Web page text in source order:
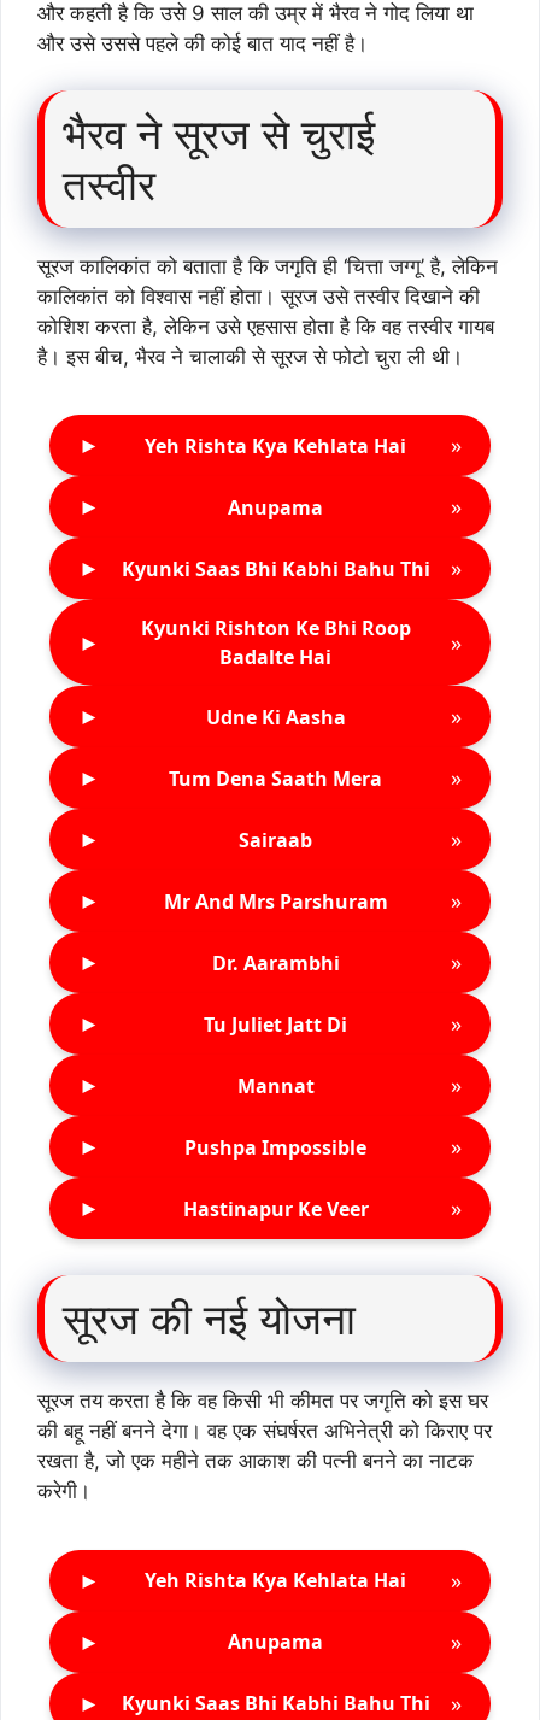
और कहती है कि उसे 9 साल की उम्र में भैरव ने गोद लिया था
और उसे उससे पहले की कोई बात याद नहीं है।
भैरव ने सूरज से चुराई
तस्वीर
सूरज कालिकांत को बताता है कि जगृति ही ‘चित्ता जग्गू’ है, लेकिन
कालिकांत को विश्वास नहीं होता। सूरज उसे तस्वीर दिखाने की
कोशिश करता है, लेकिन उसे एहसास होता है कि वह तस्वीर गायब
है। इस बीच, भैरव ने चालाकी से सूरज से फोटो चुरा ली थी।
► Yeh Rishta Kya Kehlata Hai »
► Anupama »
► Kyunki Saas Bhi Kabhi Bahu Thi »
►
Kyunki Rishton Ke Bhi Roop
Badalte Hai
»
► Udne Ki Aasha »
► Tum Dena Saath Mera »
► Sairaab »
► Mr And Mrs Parshuram »
► Dr. Aarambhi »
► Tu Juliet Jatt Di »
► Mannat »
► Pushpa Impossible »
► Hastinapur Ke Veer »
सूरज की नई योजना
सूरज तय करता है कि वह किसी भी कीमत पर जगृति को इस घर
की बहू नहीं बनने देगा। वह एक संघर्षरत अभिनेत्री को किराए पर
रखता है, जो एक महीने तक आकाश की पत्नी बनने का नाटक
करेगी।
► Yeh Rishta Kya Kehlata Hai »
► Anupama »
► Kyunki Saas Bhi Kabhi Bahu Thi »